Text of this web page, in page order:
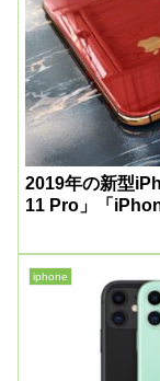
2019年の新型
11 Pro」「
iphone